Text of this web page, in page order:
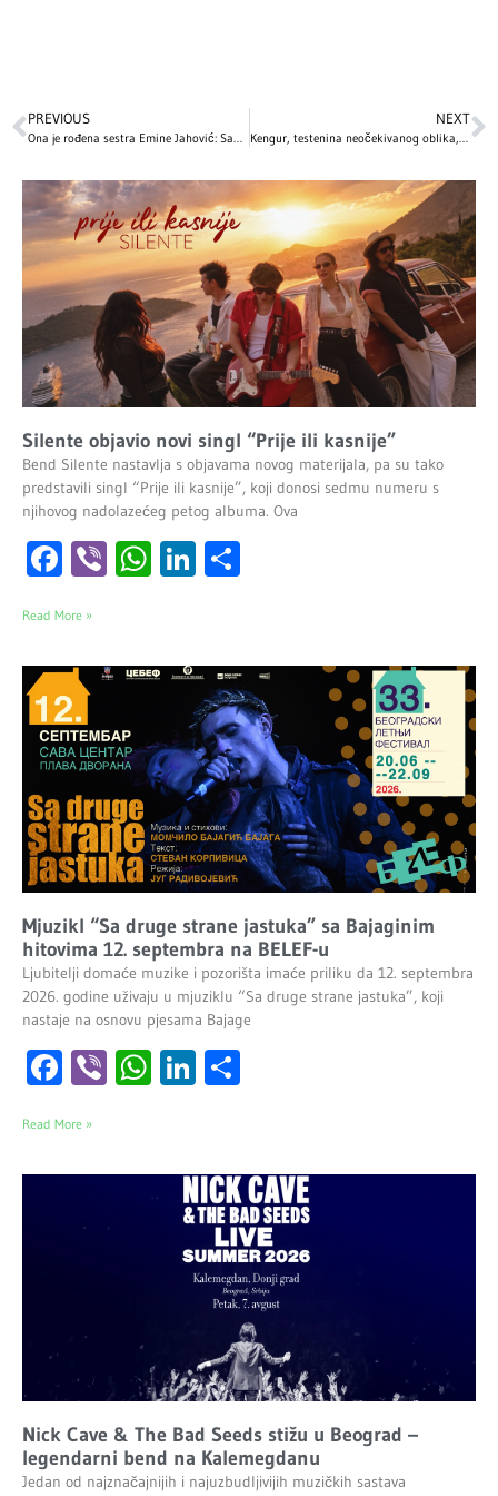
PREVIOUS
Ona je rođena sestra Emine Jahović: Sabina se bavi ozbiljnim zanimanjem, a evo kako izgleda – fanovi tvrde da su kao bliznakinje!
NEXT
Kengur, testenina neočekivanog oblika, komad sira…: Ovo su NAJBIZARNIJI božićni pokloni slavnih, a 1 je posebno zapanjujuć!
Silente objavio novi singl “Prije ili kasnije”
Bend Silente nastavlja s objavama novog materijala, pa su tako
predstavili singl “Prije ili kasnije”, koji donosi sedmu numeru s
njihovog nadolazećeg petog albuma. Ova
Facebook
ViberWhatsApp
LinkedIn
Read More »
Mjuzikl “Sa druge strane jastuka” sa Bajaginim
hitovima 12. septembra na BELEF-u
Ljubitelji domaće muzike i pozorišta imaće priliku da 12. septembra
2026. godine uživaju u mjuziklu “Sa druge strane jastuka”, koji
nastaje na osnovu pjesama Bajage
Facebook
ViberWhatsApp
LinkedIn
Read More »
Nick Cave & The Bad Seeds stižu u Beograd –
legendarni bend na Kalemegdanu
Jedan od najznačajnijih i najuzbudljivijih muzičkih sastava